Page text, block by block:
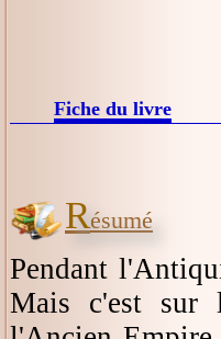
Fiche du livre
Résumé
Pendant
Mais c'est sur